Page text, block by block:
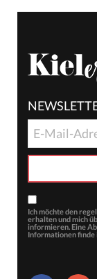
Ich möchte den
erhalten und mich
informieren. Eine
Informationen finde